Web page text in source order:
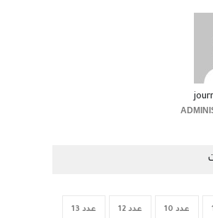
عدد 10 عدد 12 عدد 13